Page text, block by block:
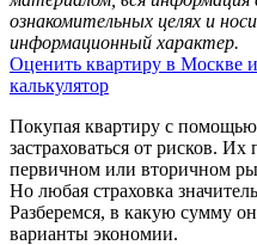
ознакомительных целях и
информационный характер.
Оценить квартиру в Москве
калькулятор
Покупая квартиру с
застраховаться от рисков. Их
первичном или вторичном
Но любая страховка
Разберемся, в какую сумму
варианты экономии.